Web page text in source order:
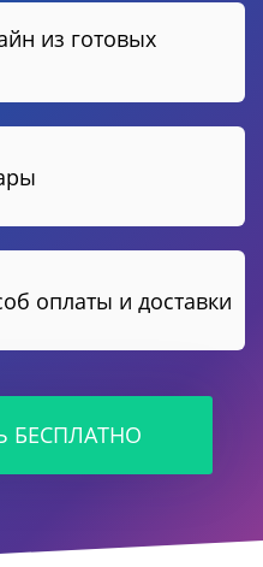
из готовых
оплаты и доставки
БЕСПЛАТНО